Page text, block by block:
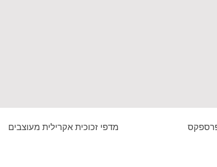
מדפי זכוכית אקרילית מעוצבים